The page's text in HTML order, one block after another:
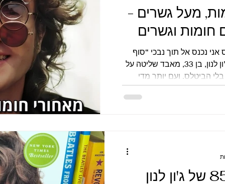
סינגלים סרטים
מעל גשרים -
וגשרים
אני נכנס אל תוך נבכי “סוף
השבוע האבוד”. התקופה שבה ג’ון לנון, בן 33, מאבד שליטה על
בלי הביטלס, ועם יותר מדי
של הפרק הוא שיתוף
המפיק האגדי, האיש שעיצב